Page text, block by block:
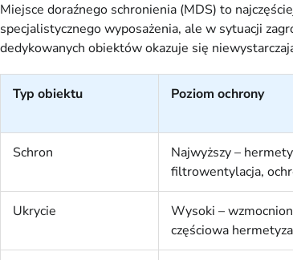
Miejsce doraźnego schronienia (MDS) to
specjalistycznego wyposażenia, ale w sytuacji
dedykowanych obiektów okazuje się
Typ obiektu Poziom ochrony
Schron
Najwyższy –
filtrowentylacja,
Ukrycie
Wysoki –
częściowa